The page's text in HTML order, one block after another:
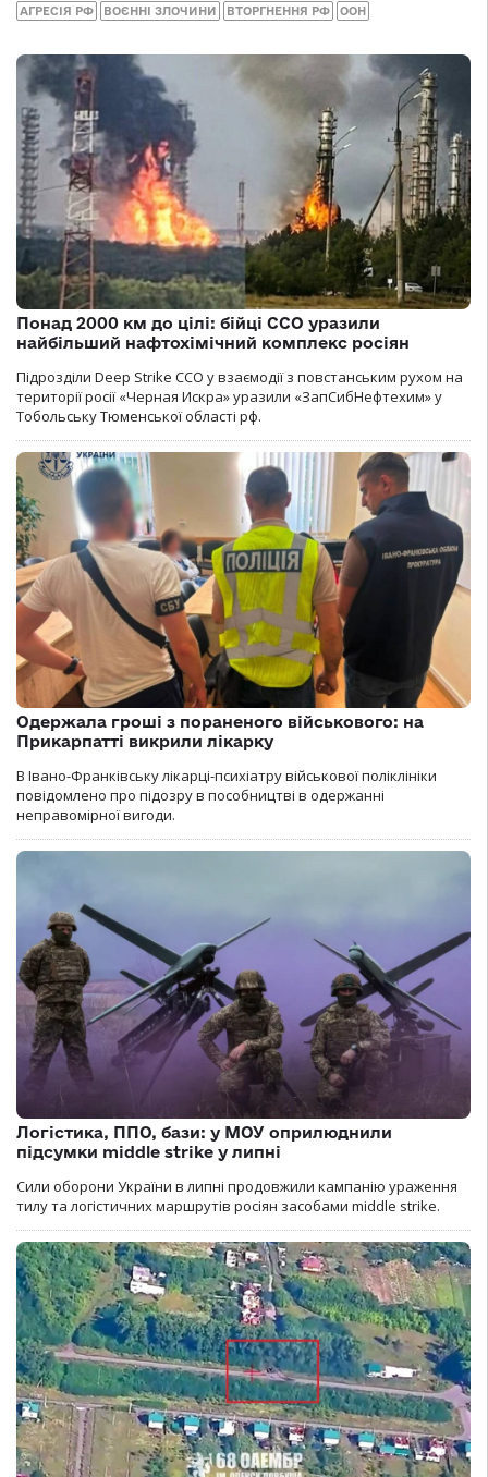
АГРЕСІЯ РФ ВОЄННІ ЗЛОЧИНИ ВТОРГНЕННЯ РФ ООН
Понад 2000 км до цілі: бійці ССО уразили
найбільший нафтохімічний комплекс росіян
Підрозділи Deep Strike ССО у взаємодії з повстанським рухом на
території росії «Черная Искра» уразили «ЗапСибНефтехим» у
Тобольську Тюменської області рф.
Одержала гроші з пораненого військового: на
Прикарпатті викрили лікарку
В Івано-Франківську лікарці-психіатру військової поліклініки
повідомлено про підозру в пособництві в одержанні
неправомірної вигоди.
Логістика, ППО, бази: у МОУ оприлюднили
підсумки middle strike у липні
Сили оборони України в липні продовжили кампанію ураження
тилу та логістичних маршрутів росіян засобами middle strike.